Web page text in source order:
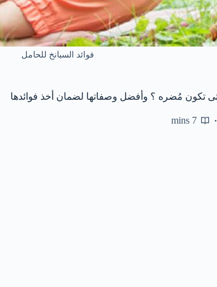
فوائد السبانخ للحامل
تكون مُضره ؟ وأفضل وصفاتها لضمان أخذ فوائدها
7 mins